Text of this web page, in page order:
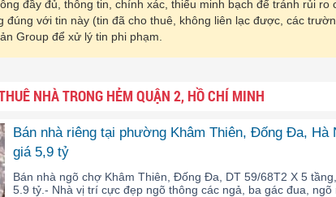
đầy đủ, thông tin, chính xác, thiếu minh bạch để tránh rủi ro
đúng với tin này (tin đã cho thuê, không liên lạc được, các
Group để xử lý tin phi phạm.
NHÀ TRONG HẺM QUẬN 2, HỒ CHÍ MINH
Bán nhà riêng tại phường Khâm Thiên, Đống Đa, Hà
giá 5,9 tỷ
Bán nhà ngõ chợ Khâm Thiên, Đống Đa, DT 59/68T2 X 5
5.9 tỷ.- Nhà vị trí cực đẹp ngõ thông các ngả, ba gác đua, ngõ